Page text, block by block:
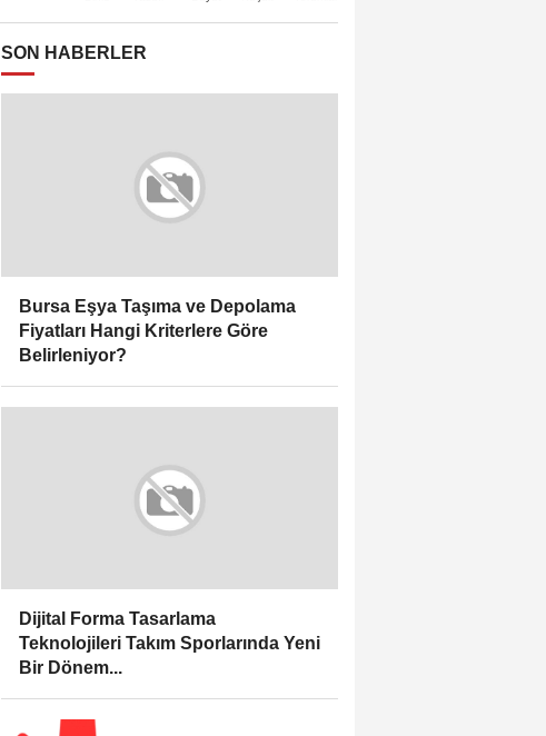
SON HABERLER
Bursa Eşya Taşıma ve Depolama
Fiyatları Hangi Kriterlere Göre
Belirleniyor?
Dijital Forma Tasarlama
Teknolojileri Takım Sporlarında Yeni
Bir Dönem...